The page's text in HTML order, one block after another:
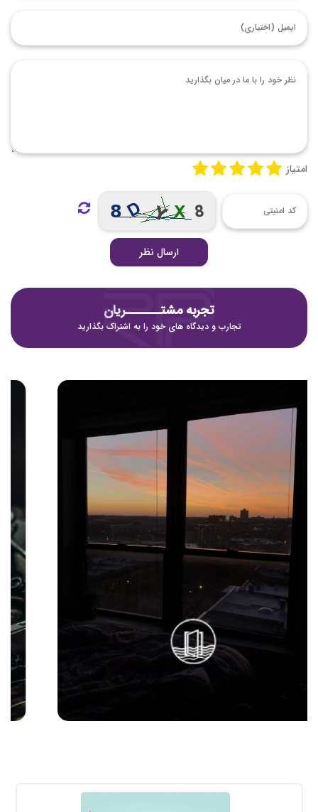
امتیاز
ارسال نظر
تجربه مشتـــــــریان
تجارب و دیدگاه های خود را به اشتراک بگذارید